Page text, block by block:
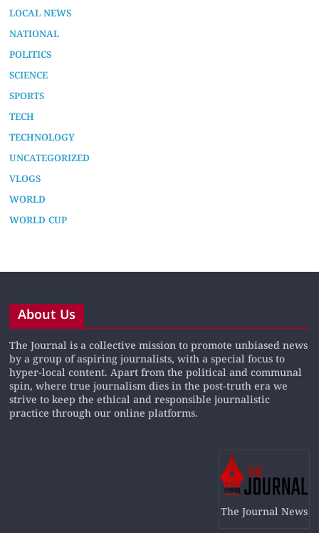
LOCAL NEWS
NATIONAL
POLITICS
SCIENCE
SPORTS
TECH
TECHNOLOGY
UNCATEGORIZED
VLOGS
WORLD
WORLD CUP
About Us
The Journal is a collective mission to promote unbiased news
by a group of aspiring journalists, with a special focus to
hyper-local content. Apart from the political and communal
spin, where true journalism dies in the post-truth era we
strive to keep the ethical and responsible journalistic
practice through our online platforms.
The Journal News